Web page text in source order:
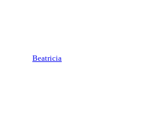
Beatricia